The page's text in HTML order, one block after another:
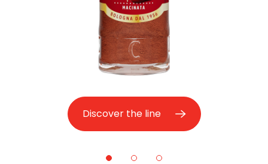
Discover the line